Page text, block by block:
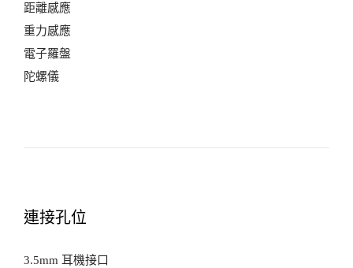
距離感應
重力感應
電子羅盤
陀螺儀
連接孔位
3.5mm 耳機接口